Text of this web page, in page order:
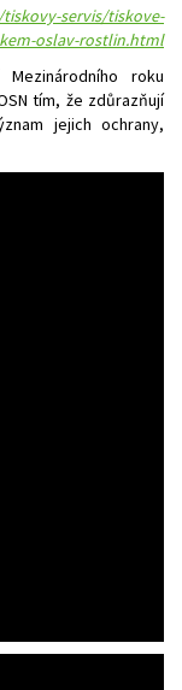
servis/tiskove-
oslav-rostlin.html
roku
tím, že zdůrazňují
jejich ochrany,